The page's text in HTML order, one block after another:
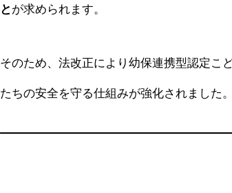
とが求められます。
そのため、法改正により幼保連携型認定こ
たちの安全を守る仕組みが強化されました。